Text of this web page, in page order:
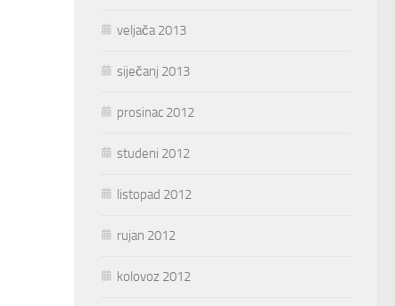
veljača 2013
siječanj 2013
prosinac 2012
studeni 2012
listopad 2012
rujan 2012
kolovoz 2012